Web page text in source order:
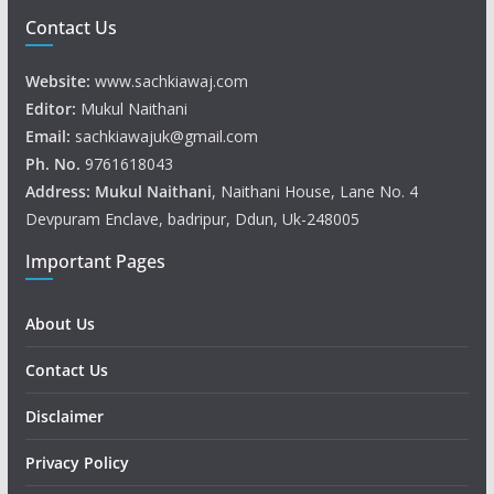
Contact Us
Website: www.sachkiawaj.com
Editor: Mukul Naithani
Email: sachkiawajuk@gmail.com
Ph. No. 9761618043
Address: Mukul Naithani, Naithani House, Lane No. 4
Devpuram Enclave, badripur, Ddun, Uk-248005
Important Pages
About Us
Contact Us
Disclaimer
Privacy Policy